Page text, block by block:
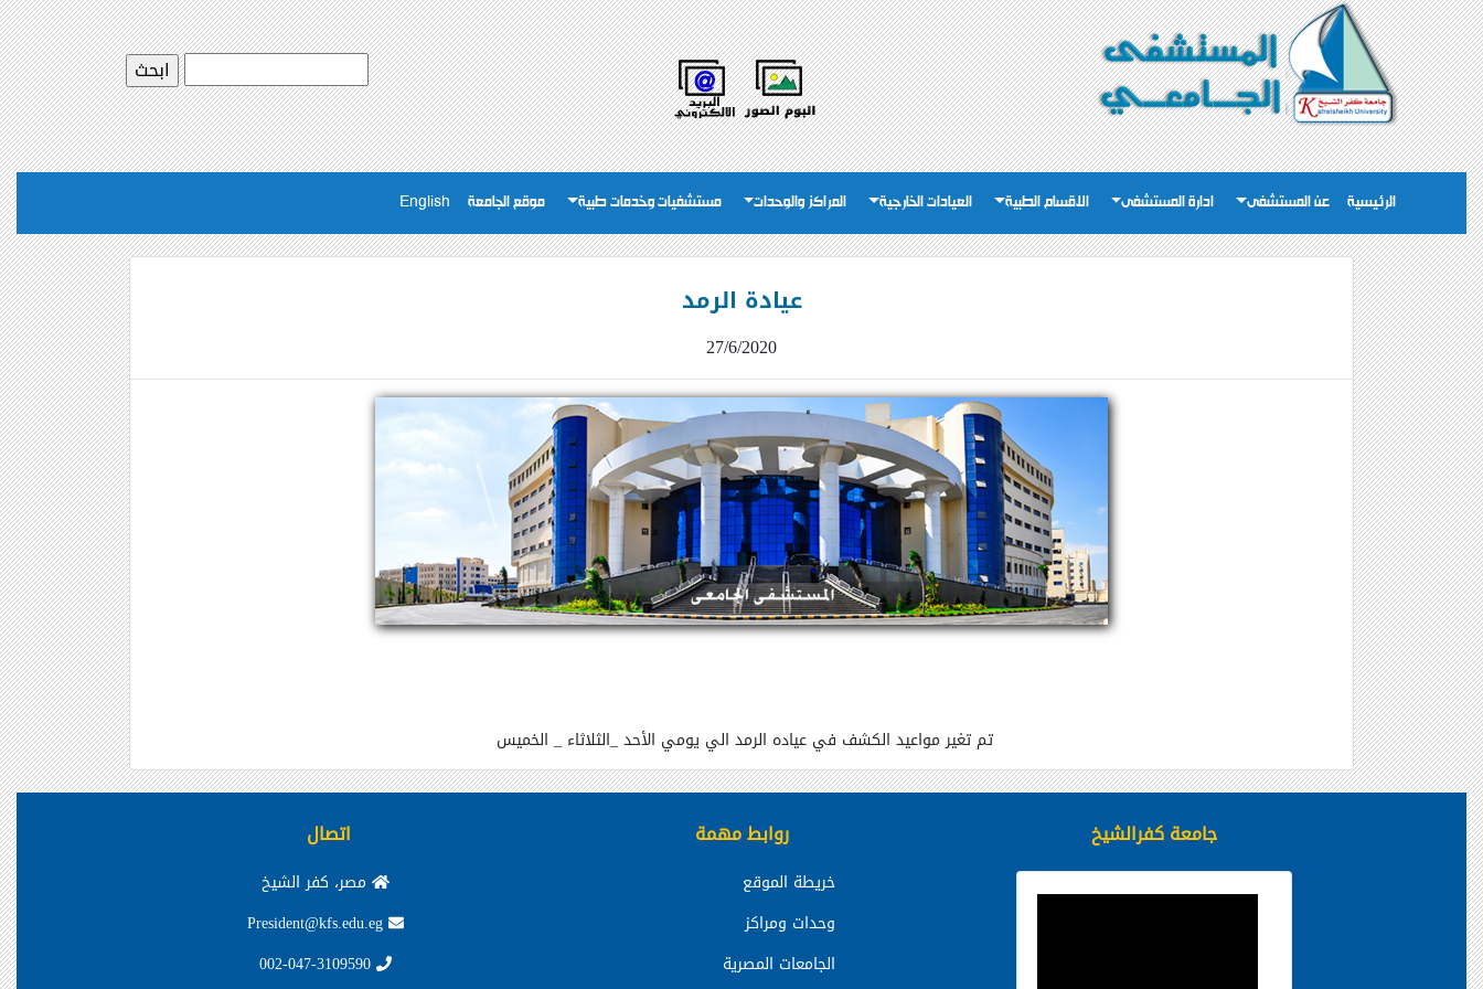
الرئيسية عن المستشفى ادارة المستشفى الاقسام الطبية العيادات الخارجية المراكز والوحدات مستشفيات وخدمات طبية موقع الجامعة English
عيادة الرمد
27/6/2020
تم تغير مواعيد الكشف في عياده الرمد الي يومي الأحد _الثلاثاء _ الخميس
جامعة كفرالشيخ روابط مهمة
خريطة الموقع
وحدات ومراكز
الجامعات المصرية
اتصال
مصر، كفر الشيخ